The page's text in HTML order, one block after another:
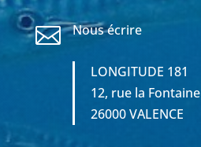
 Nous écrire
LONGITUDE 181
12, rue la Fontaine
26000 VALENCE